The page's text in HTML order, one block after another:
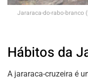
Jararaca-do-rabo-
Hábitos da
A jararaca-cruzeira é